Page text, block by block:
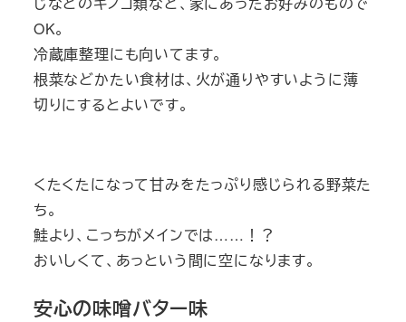
OK。
冷蔵庫整理にも向いてます。
根菜などかたい食材は、火が通りやすいように薄
切りにするとよいです。
くたくたになって甘みをたっぷり感じられる野菜た
ち。
鮭より、こっちがメインでは……！？
おいしくて、あっという間に空になります。
安心の味噌バター味